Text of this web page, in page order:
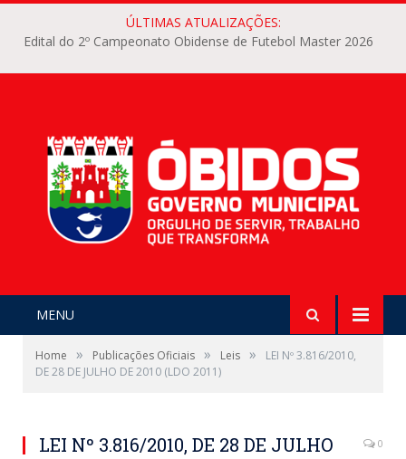
ÚLTIMAS ATUALIZAÇÕES:
Edital do 2º Campeonato Obidense de Futebol Master 2026
MENU
Home » Publicações Oficiais » Leis »
LEI Nº 3.816/2010,
DE 28 DE JULHO DE 2010 (LDO 2011)
LEI Nº 3.816/2010, DE 28 DE JULHO
0